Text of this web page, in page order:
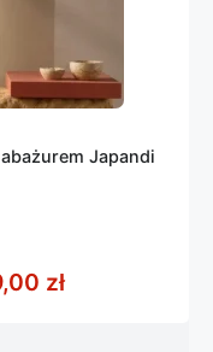
Japandi
złZakres cen: